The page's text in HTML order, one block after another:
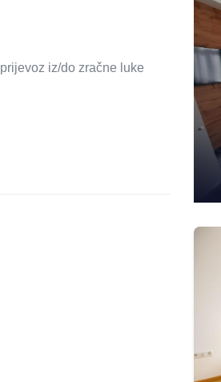
prijevoz iz/do zračne luke